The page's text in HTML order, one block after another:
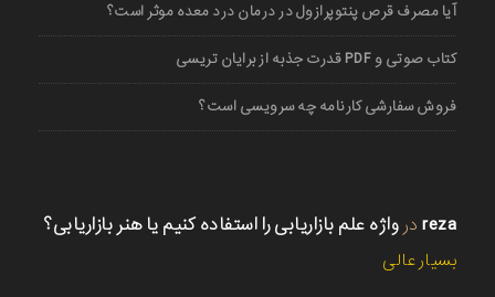
آیا مصرف قرص پنتوپرازول در درمان درد معده موثر است؟
کتاب صوتی و PDF قدرت جذبه از برایان تریسی
فروش سفارشی کارنامه چه سرویسی است؟
reza در واژه علم بازاریابی را استفاده کنیم یا هنر بازاریابی؟
بسیار عالی